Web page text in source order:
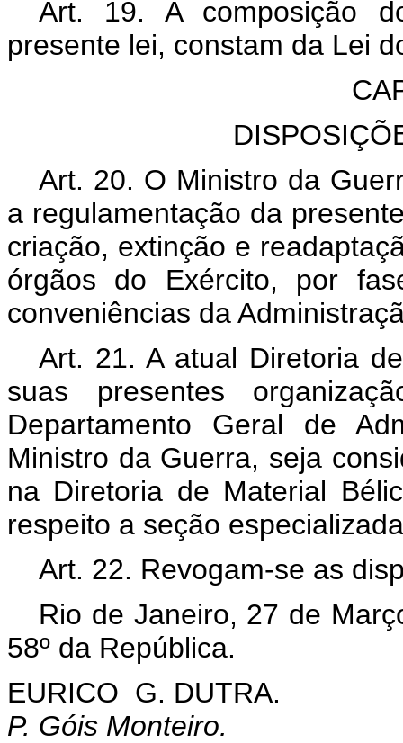
Art. 19. A composição
presente lei, constam da Lei
Art. 20. O Ministro da
a regulamentação da
criação, extinção e
órgãos do Exército, por
conveniências da
Art. 21. A atual Diretoria
suas presentes
Departamento Geral de
Ministro da Guerra, seja
na Diretoria de Material
respeito a seção
Art. 22. Revogam-se as
Rio de Janeiro, 27 de
58º da República.
EURICO G. DUTRA.
P. Góis Monteiro.